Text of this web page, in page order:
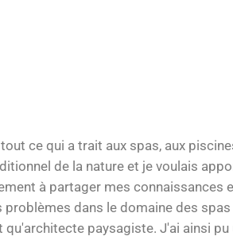
ce qui a trait aux spas, aux
de la nature et je voulais
à partager mes connaissances
dans le domaine des
paysagiste. J'ai ainsi